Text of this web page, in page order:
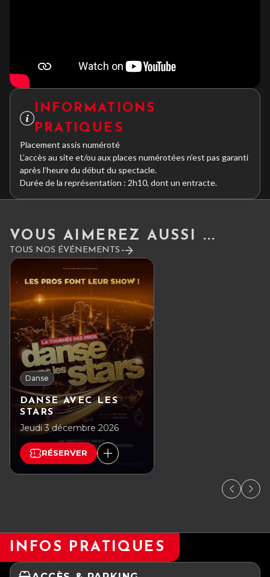
INFORMATIONS
PRATIQUES
Placement assis numéroté
L’accès au site et/ou aux places numérotées n’est pas garanti
après l’heure du début du spectacle.
Durée de la représentation : 2h10, dont un entracte.
VOUS AIMEREZ AUSSI ...
TOUS NOS ÉVÉNEMENTS
Danse
DANSE AVEC LES
STARS
Jeudi 3 décembre 2026
RÉSERVER
INFOS PRATIQUES